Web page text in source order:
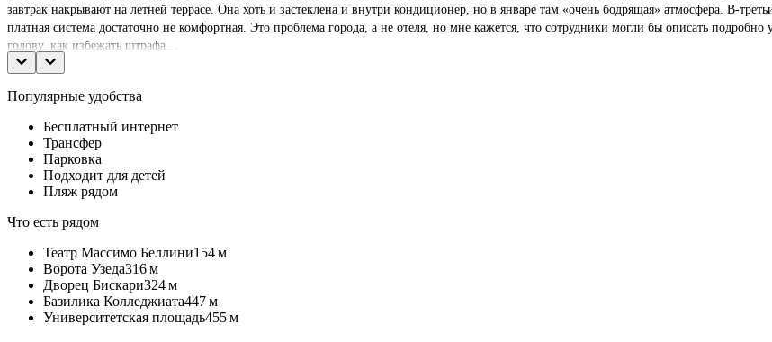
завтрак накрывают на летней террасе. Она хоть и застеклена и внутри кондиционер, но в январе там «очень бодрящая» атмосфера. В-
платная система достаточно не комфортная. Это проблема города, а не отеля, но мне кажется, что сотрудники могли бы описать
голову, как избежать штрафа…
Популярные удобства
Бесплатный интернет
Трансфер
Парковка
Подходит для детей
Пляж рядом
Что есть рядом
Театр Массимо Беллини154 м
Ворота Узеда316 м
Дворец Бискари324 м
Базилика Колледжиата447 м
Университетская площадь455 м